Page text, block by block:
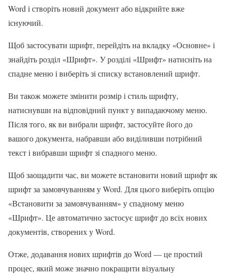
Word і створіть новий документ або відкрийте вже
існуючий.
Щоб застосувати шрифт, перейдіть на вкладку «Основне» і
знайдіть розділ «Шрифт». У розділі «Шрифт» натисніть на
спадне меню і виберіть зі списку встановлений шрифт.
Ви також можете змінити розмір і стиль шрифту,
натиснувши на відповідний пункт у випадаючому меню.
Після того, як ви вибрали шрифт, застосуйте його до
вашого документа, набравши або виділивши потрібний
текст і вибравши шрифт зі спадного меню.
Щоб заощадити час, ви можете встановити новий шрифт як
шрифт за замовчуванням у Word. Для цього виберіть опцію
«Встановити за замовчуванням» у спадному меню
«Шрифт». Це автоматично застосує шрифт до всіх нових
документів, створених у Word.
Отже, додавання нових шрифтів до Word — це простий
процес, який може значно покращити візуальну